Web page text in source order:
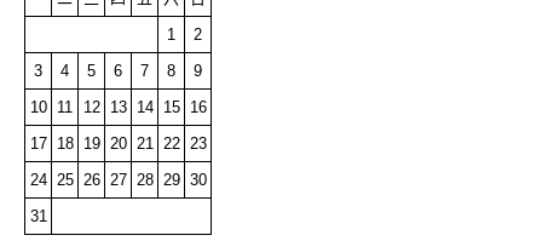
1
2
3
4 5 6 7 8
9
10
11 12 13 14 15
16
17
18 19 20 21 22
23
24
25 26 27 28 29 30
31